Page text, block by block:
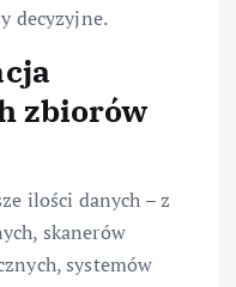
decyzyjne.
zbiorów
ilości danych – z
skanerów
systemów